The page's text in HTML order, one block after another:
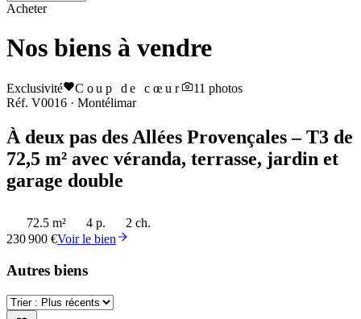
Acheter
Nos biens à vendre
Exclusivité Coup de cœur 11 photos
Réf. V0016 · Montélimar
À deux pas des Allées Provençales – T3 de
72,5 m² avec véranda, terrasse, jardin et
garage double
72.5 m² 4 p.
2 ch.
230 900 €Voir le bien
Autres biens